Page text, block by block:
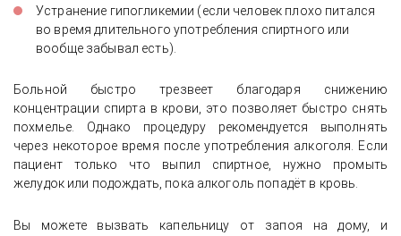
Устранение гипогликемии (если человек плохо питался
во время длительного употребления спиртного или
вообще забывал есть).
Больной быстро трезвеет благодаря снижению
концентрации спирта в крови, это позволяет быстро снять
похмелье. Однако процедуру рекомендуется выполнять
через некоторое время после употребления алкоголя. Если
пациент только что выпил спиртное, нужно промыть
желудок или подождать, пока алкоголь попадёт в кровь.
Вы можете вызвать капельницу от запоя на дому, и